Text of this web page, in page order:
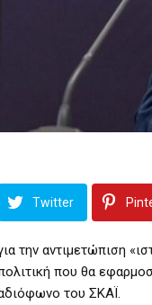
Twitter
την αντιμετώπιση
πολιτική που θα
του ΣΚΑΪ.